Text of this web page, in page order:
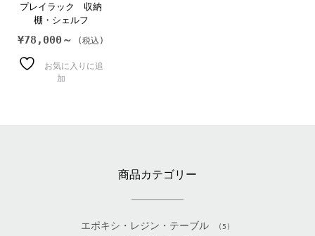
プレイラック 収納
棚・シェルフ
¥78,000～
お気に入りに追
加
商品カテゴリー
エポキシ・レジン・テーブル (5)